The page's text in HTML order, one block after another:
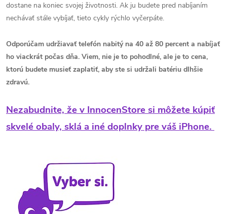
dostane na koniec svojej životnosti. Ak ju budete pred nabíjaním
nechávať stále vybíjať, tieto cykly rýchlo vyčerpáte.
Odporúčam udržiavať telefón nabitý na 40 až 80 percent a nabíjať
ho viackrát počas dňa. Viem, nie je to pohodlné, ale je to cena,
ktorú budete musieť zaplatiť, aby ste si udržali batériu dlhšie
zdravú.
Nezabudnite, že v InnocenStore si môžete kúpiť
skvelé obaly, sklá a iné doplnky pre váš iPhone.